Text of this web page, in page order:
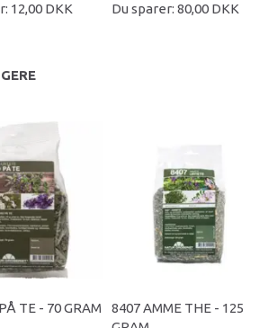
12,00 DKK Du sparer: 80,00 DKK
TE - 70 GRAM
8407 AMME THE - 125